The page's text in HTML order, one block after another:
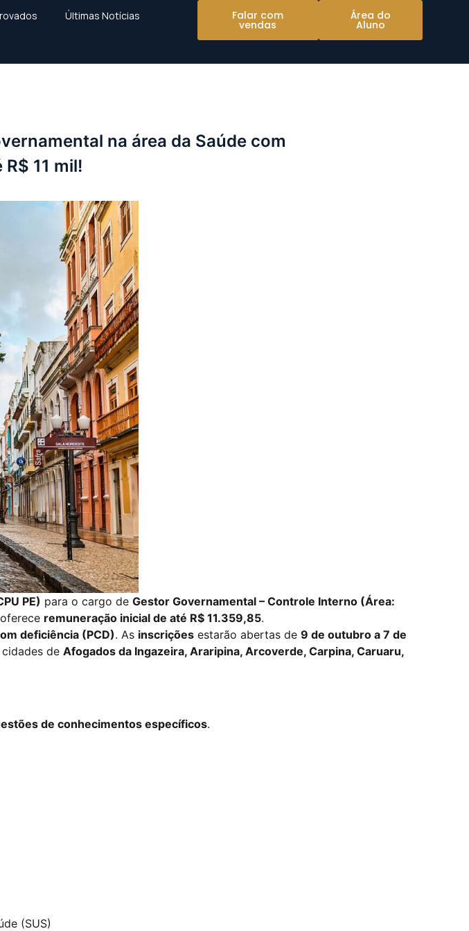
Últimas Notícias Falar com
vendas
Área do
Aluno
na área da Saúde com
11 mil!
PE) para o cargo deGestor Governamental – Controle Interno (Área:
remuneração inicial de até R$ 11.359,85.
deficiência (PCD). As inscrições estarão abertas de9 de outubro a 7 de
cidades deAfogados da Ingazeira, Araripina, Arcoverde, Carpina, Caruaru,
de conhecimentos específicos.
(SUS)